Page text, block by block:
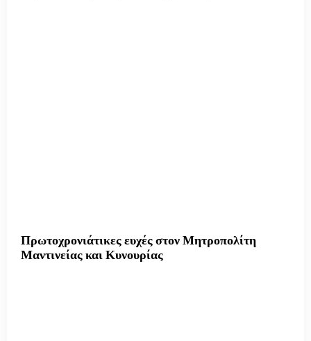
Πρωτοχρονιάτικες ευχές στον Μητροπολίτη
Μαντινείας και Κυνουρίας